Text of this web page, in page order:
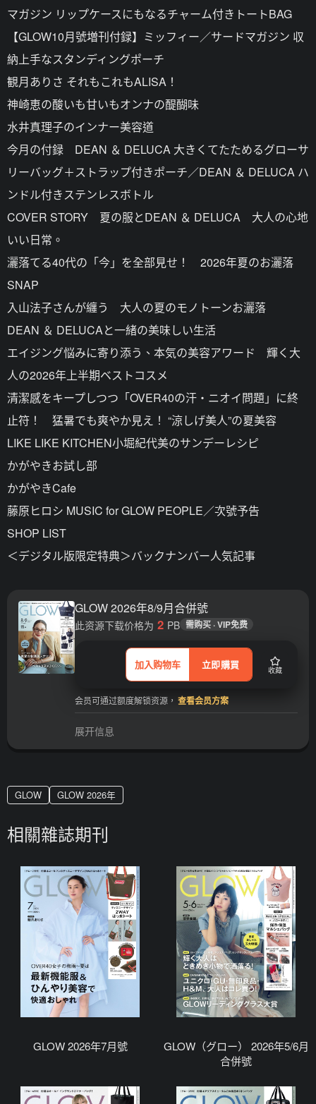
マガジン リップケースにもなるチャーム付きトートBAG
【GLOW10月號増刊付録】ミッフィー／サードマガジン 収
納上手なスタンディングポーチ
観月ありさ それもこれもALISA！
神崎恵の酸いも甘いもオンナの醍醐味
水井真理子のインナー美容道
今月の付録 DEAN ＆ DELUCA 大きくてたためるグローサ
リーバッグ＋ストラップ付きポーチ／DEAN ＆ DELUCA ハ
ンドル付きステンレスボトル
COVER STORY 夏の服とDEAN ＆ DELUCA 大人の心地
いい日常。
灑落てる40代の「今」を全部見せ！ 2026年夏のお灑落
SNAP
入山法子さんが纏う 大人の夏のモノトーンお灑落
DEAN ＆ DELUCAと一緒の美味しい生活
エイジング悩みに寄り添う、本気の美容アワード 輝く大
人の2026年上半期ベストコスメ
清潔感をキープしつつ「OVER40の汗・ニオイ問題」に終
止符！ 猛暑でも爽やか見え！ “涼しげ美人”の夏美容
LIKE LIKE KITCHEN小堀紀代美のサンデーレシピ
かがやきお試し部
かがやきCafe
藤原ヒロシ MUSIC for GLOW PEOPLE／次號予告
SHOP LIST
＜デジタル版限定特典＞バックナンバー人気記事
GLOW 2026年8/9月合併號
加入购物车 立即購買 收藏
此资源下载价格为 2 PB 需购买 · VIP免费
会员可通过额度解锁资源， 查看会员方案
展开信息
GLOW GLOW 2026年
相關雜誌期刊
GLOW 2026年7月號
GLOW（グロー） 2026年5/6月
合併號